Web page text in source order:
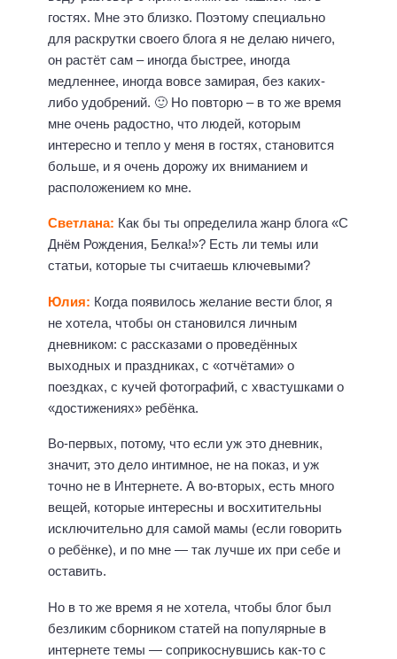
гостях. Мне это близко. Поэтому специально
для раскрутки своего блога я не делаю ничего,
он растёт сам – иногда быстрее, иногда
медленнее, иногда вовсе замирая, без каких-
либо удобрений. 🙂 Но повторю – в то же время
мне очень радостно, что людей, которым
интересно и тепло у меня в гостях, становится
больше, и я очень дорожу их вниманием и
расположением ко мне.
Светлана: Как бы ты определила жанр блога «С
Днём Рождения, Белка!»? Есть ли темы или
статьи, которые ты считаешь ключевыми?
Юлия: Когда появилось желание вести блог, я
не хотела, чтобы он становился личным
дневником: с рассказами о проведённых
выходных и праздниках, с «отчётами» о
поездках, с кучей фотографий, с хвастушками о
«достижениях» ребёнка.
Во-первых, потому, что если уж это дневник,
значит, это дело интимное, не на показ, и уж
точно не в Интернете. А во-вторых, есть много
вещей, которые интересны и восхитительны
исключительно для самой мамы (если говорить
о ребёнке), и по мне — так лучше их при себе и
оставить.
Но в то же время я не хотела, чтобы блог был
безликим сборником статей на популярные в
интернете темы — соприкоснувшись как-то с